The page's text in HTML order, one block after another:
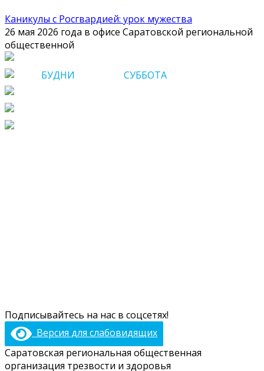
Каникулы с Росгвардией: урок мужества
26 мая 2026 года в офисе Саратовской региональной
общественной
БУДНИ
СУББОТА
Подписывайтесь на нас в соцсетях!
Версия для слабовидящих
Саратовская региональная общественная
организация трезвости и здоровья